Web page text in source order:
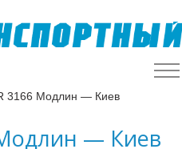
3166 Модлин — Киев
— Киев